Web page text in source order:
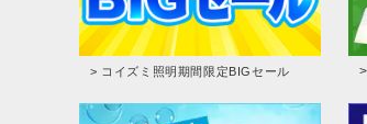
> コイズミ照明期間限定BIGセール